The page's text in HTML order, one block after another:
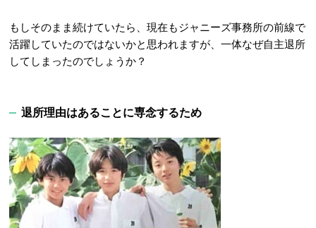
もしそのまま続けていたら、現在もジャニーズ事務所の前線で
活躍していたのではないかと思われますが、一体なぜ自主退所
してしまったのでしょうか？
退所理由はあることに専念するため